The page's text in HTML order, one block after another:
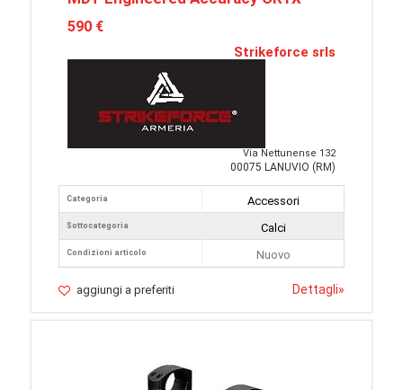
590 €
Strikeforce srls
Via Nettunense 132
00075 LANUVIO (RM)
Categoria
Sottocategoria
Condizioni articolo
Accessori
Calci
Nuovo
aggiungi a preferiti Dettagli»